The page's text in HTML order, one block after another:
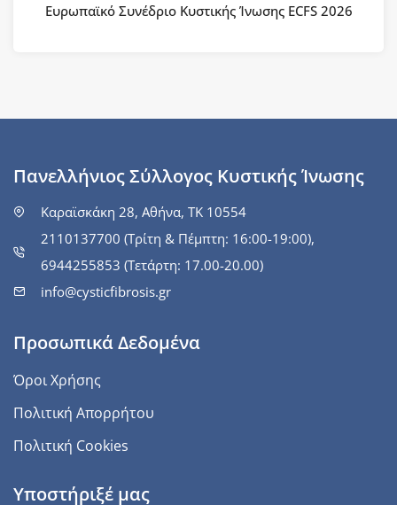
Ευρωπαϊκό Συνέδριο Κυστικής Ίνωσης ECFS 2026
Πανελλήνιος Σύλλογος Κυστικής Ίνωσης
Καραϊσκάκη 28, Αθήνα, ΤΚ 10554
2110137700 (Τρίτη & Πέμπτη: 16:00-19:00),
6944255853 (Τετάρτη: 17.00-20.00)
info@cysticfibrosis.gr
Προσωπικά Δεδομένα
Όροι Χρήσης
Πολιτική Απορρήτου
Πολιτική Cookies
Υποστήριξέ μας